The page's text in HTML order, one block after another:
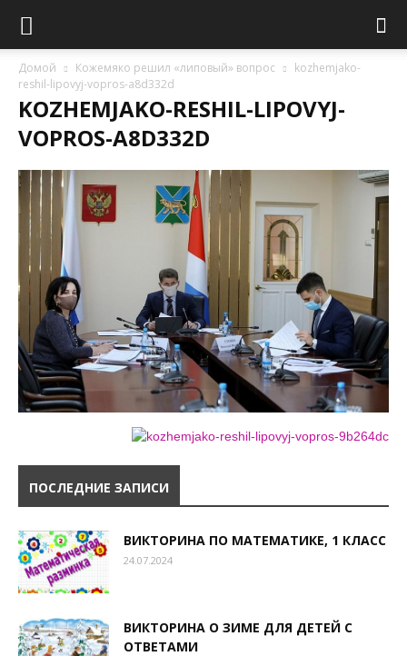
Домой Кожемяко решил «липовый» вопрос
kozhemjako-
reshil-lipovyj-vopros-a8d332d
KOZHEMJAKO-RESHIL-LIPOVYJ-
VOPROS-A8D332D
ПОСЛЕДНИЕ ЗАПИСИ
ВИКТОРИНА ПО МАТЕМАТИКЕ, 1 КЛАСС
24.07.2024
ВИКТОРИНА О ЗИМЕ ДЛЯ ДЕТЕЙ С
ОТВЕТАМИ